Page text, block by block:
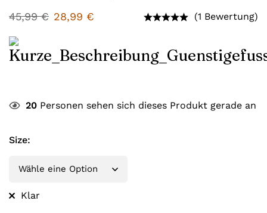
45,99€ 28,99 € (1 Bewertung)
20 Personen sehen sich dieses Produkt gerade an
Size:
Klar